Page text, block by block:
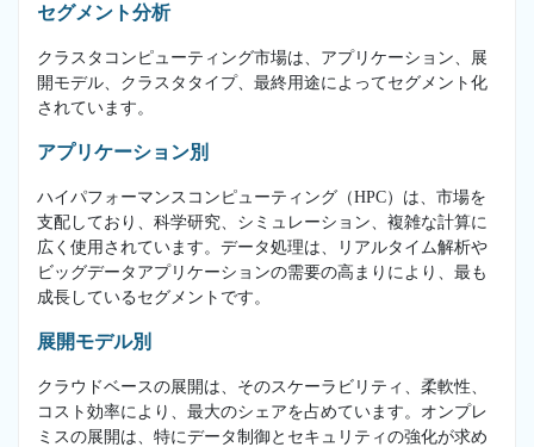
セグメント分析
クラスタコンピューティング市場は、アプリケーション、展
開モデル、クラスタタイプ、最終用途によってセグメント化
されています。
アプリケーション別
ハイパフォーマンスコンピューティング（HPC）は、市場を
支配しており、科学研究、シミュレーション、複雑な計算に
広く使用されています。データ処理は、リアルタイム解析や
ビッグデータアプリケーションの需要の高まりにより、最も
成長しているセグメントです。
展開モデル別
クラウドベースの展開は、そのスケーラビリティ、柔軟性、
コスト効率により、最大のシェアを占めています。オンプレ
ミスの展開は、特にデータ制御とセキュリティの強化が求め